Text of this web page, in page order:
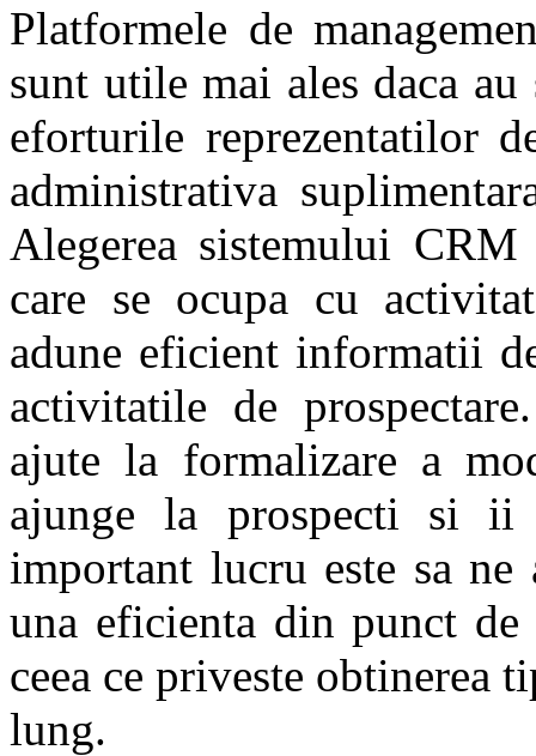
Platformele de
sunt utile mai ales daca
eforturile reprezentatilor
administrativa
Alegerea sistemului
care se ocupa cu
adune eficient informatii
activitatile de
ajute la formalizare a
ajunge la prospecti si
important lucru este sa ne
una eficienta din punct
ceea ce priveste obtinerea
lung.